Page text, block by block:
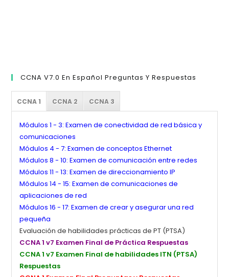
CCNA V7.0 En Español Preguntas Y Respuestas
CCNA 1 CCNA 2 CCNA 3
Módulos 1 - 3: Examen de conectividad de red básica y
comunicaciones
Módulos 4 - 7: Examen de conceptos Ethernet
Módulos 8 - 10: Examen de comunicación entre redes
Módulos 11 - 13: Examen de direccionamiento IP
Módulos 14 - 15: Examen de comunicaciones de
aplicaciones de red
Módulos 16 - 17: Examen de crear y asegurar una red
pequeña
Evaluación de habilidades prácticas de PT (PTSA)
CCNA 1 v7 Examen Final de Práctica Respuestas
CCNA 1 v7 Examen Final de habilidades ITN (PTSA)
Respuestas